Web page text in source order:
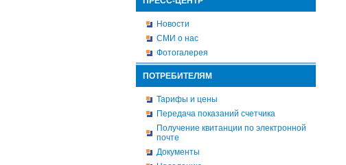
Новости
СМИ о нас
Фотогалерея
ПОТРЕБИТЕЛЯМ
Тарифы и цены
Передача показаний счетчика
Получение квитанции по электронной
почте
Документы